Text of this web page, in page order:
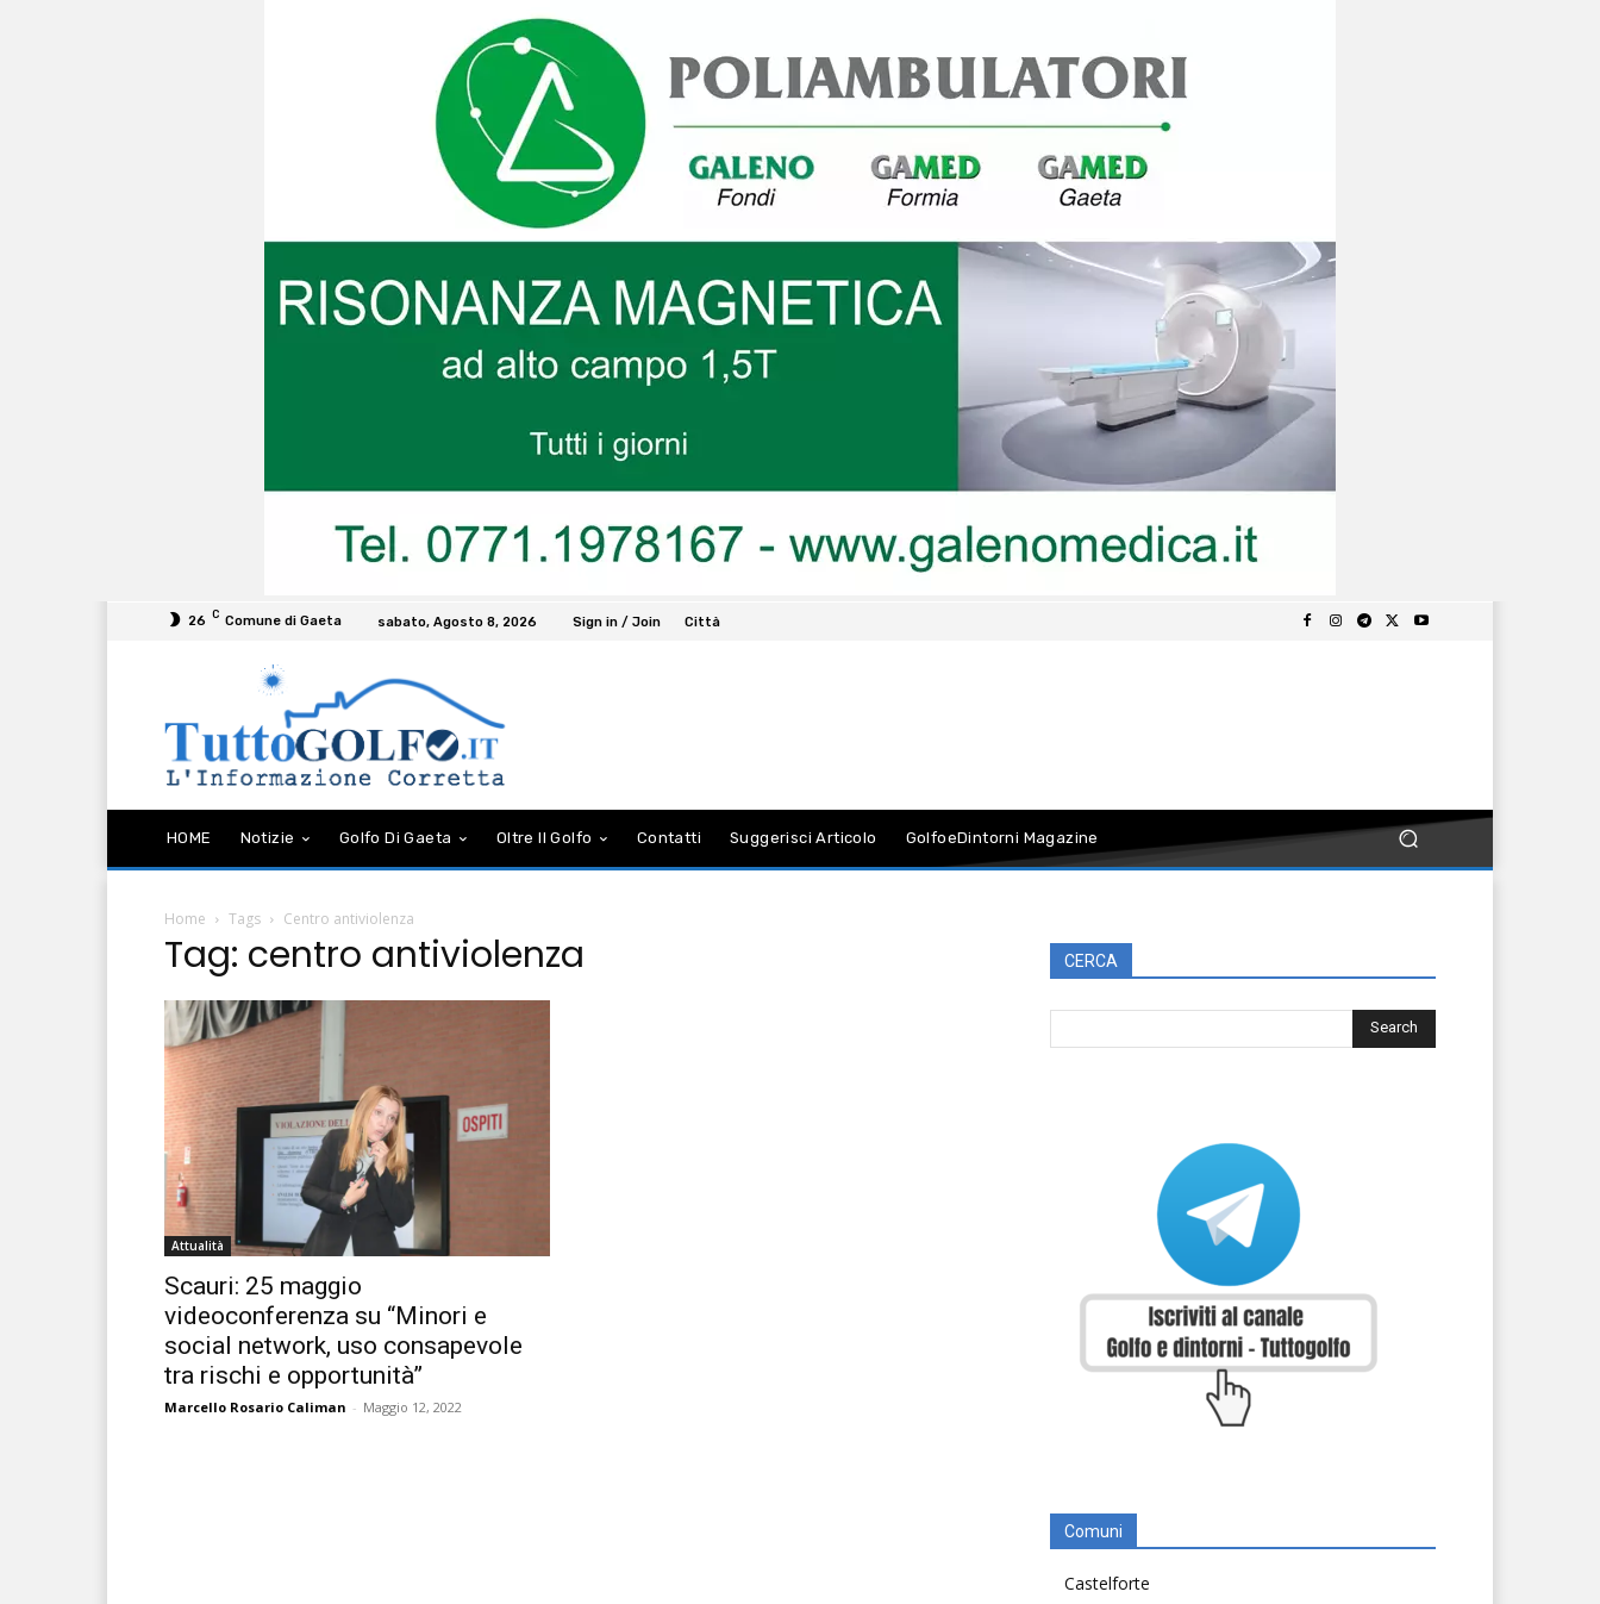
26 C Comune di Gaeta sabato, Agosto 8, 2026 Sign in / Join Città
HOME Notizie Golfo Di Gaeta Oltre Il Golfo Contatti Suggerisci Articolo GolfoeDintorni Magazine
Home Tags Centro antiviolenza
Tag: centro antiviolenza
Attualità
Scauri: 25 maggio
videoconferenza su “Minori e
social network, uso consapevole
tra rischi e opportunità”
Marcello Rosario Caliman - Maggio 12, 2022
CERCA
Comuni
Castelforte